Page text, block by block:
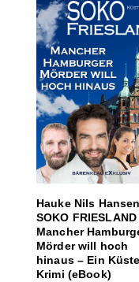
Hauke Nils
SOKO FRIESLAND
Mancher
Mörder will hoch
hinaus – Ein
Krimi (eBook)